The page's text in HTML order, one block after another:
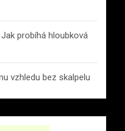
probíhá hloubková
vzhledu bez skalpelu